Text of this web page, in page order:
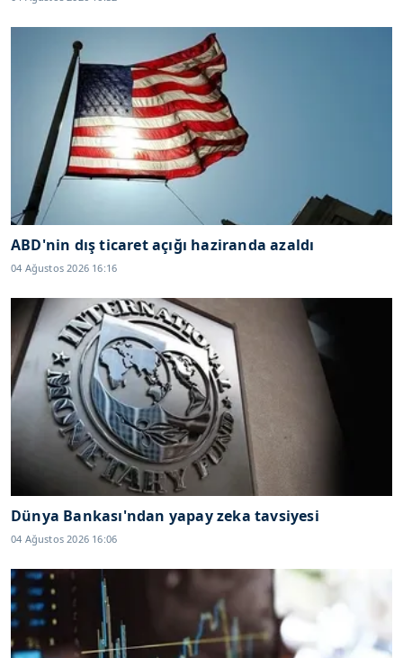
ABD'nin dış ticaret açığı haziranda azaldı
04 Ağustos 2026 16:16
Dünya Bankası'ndan yapay zeka tavsiyesi
04 Ağustos 2026 16:06